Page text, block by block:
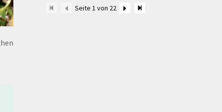
Seite 1 von 22